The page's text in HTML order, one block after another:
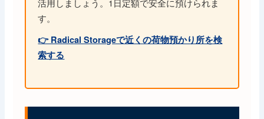
す。
👉 Radical Storageで近くの荷物預かり所を検
索する